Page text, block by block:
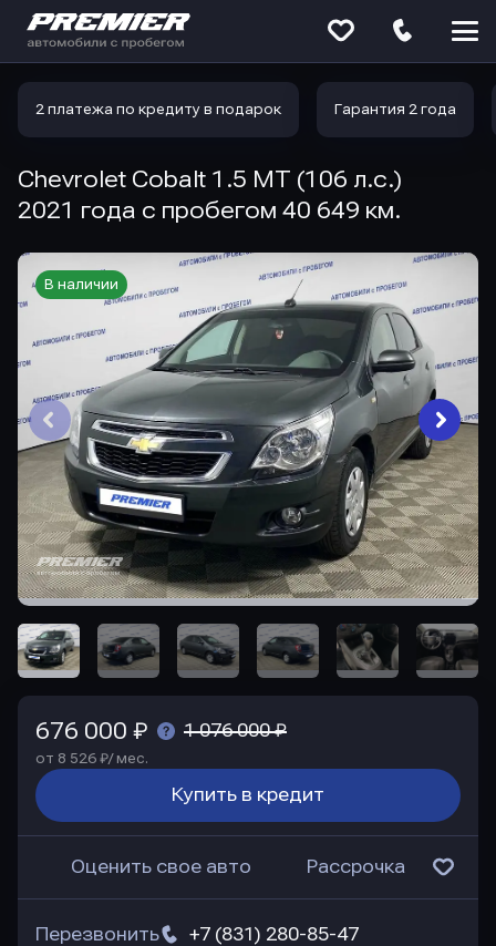
2 платежа по кредиту в подарок Гарантия 2 года
Chevrolet Cobalt 1.5 MT (106 л.с.)
2021 года с пробегом 40 649 км.
В наличии
676 000 ₽ 1 076 000 ₽
от 8 526 ₽/ мес.
Купить в кредит
Оценить свое авто Рассрочка
+7 (831) 280-85-47
Перезвонить